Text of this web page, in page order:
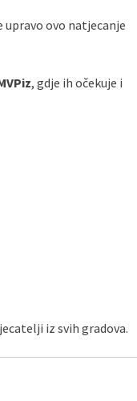
upravo ovo natjecanje
, gdje ih očekuje i
iz svih gradova.